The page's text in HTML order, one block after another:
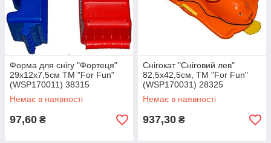
Форма для снігу "Фортеця"
29х12х7,5см ТМ "For Fun"
(WSP170011) 38315
Немає в наявності
97,60 ₴
Снігокат "Сніговий лев"
82,5х42,5см, ТМ "For Fun"
(WSP170031) 28325
Немає в наявності
937,30 ₴